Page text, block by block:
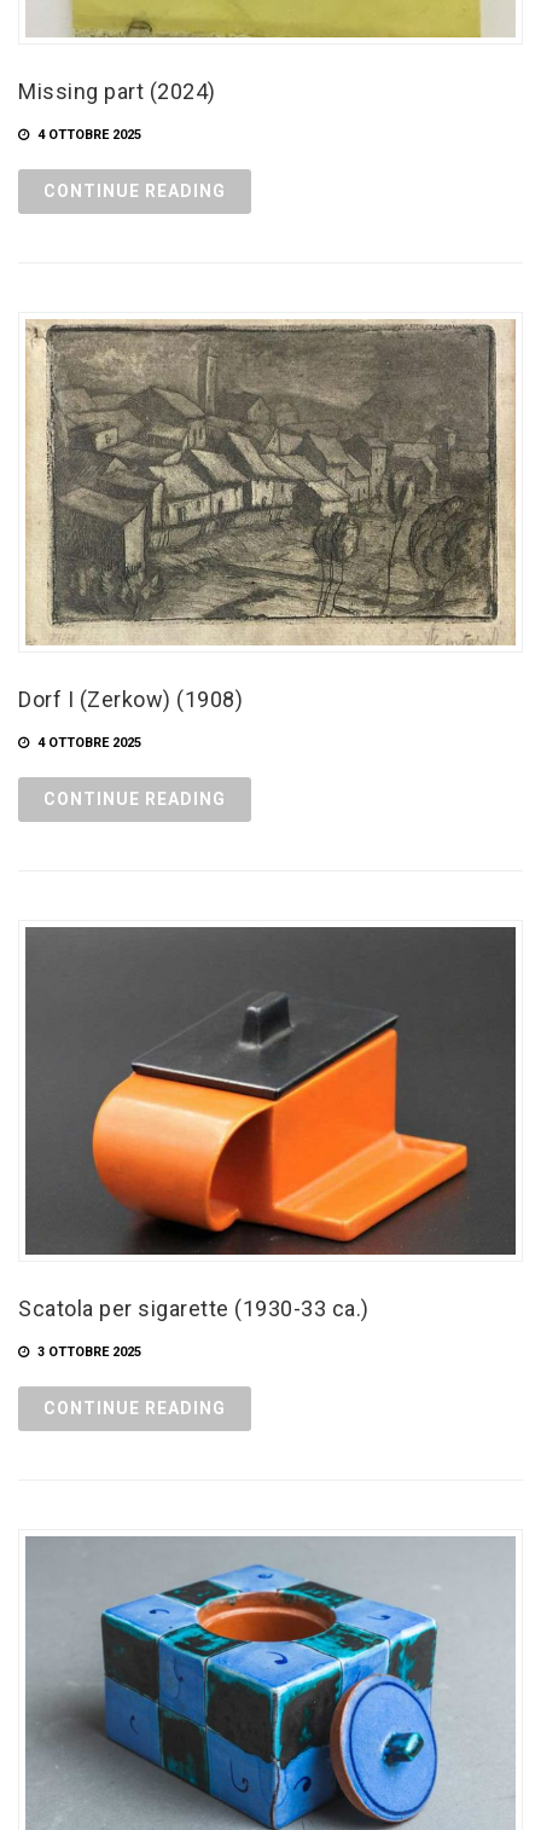
Missing part (2024)
4 OTTOBRE 2025
CONTINUE READING
Dorf I (Zerkow) (1908)
4 OTTOBRE 2025
CONTINUE READING
Scatola per sigarette (1930-33 ca.)
3 OTTOBRE 2025
CONTINUE READING